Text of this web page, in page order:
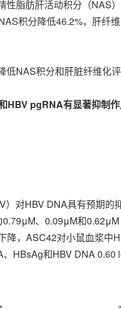
脂肪肝活动积分（NAS
积分降低46.2%，肝纤
NAS积分和肝脏纤维化
HBV pgRNA有显著抑制
对HBV DNA具有预期
、0.09μM和
，ASC42对小鼠血浆
HBsAg和HBV DNA 0.60